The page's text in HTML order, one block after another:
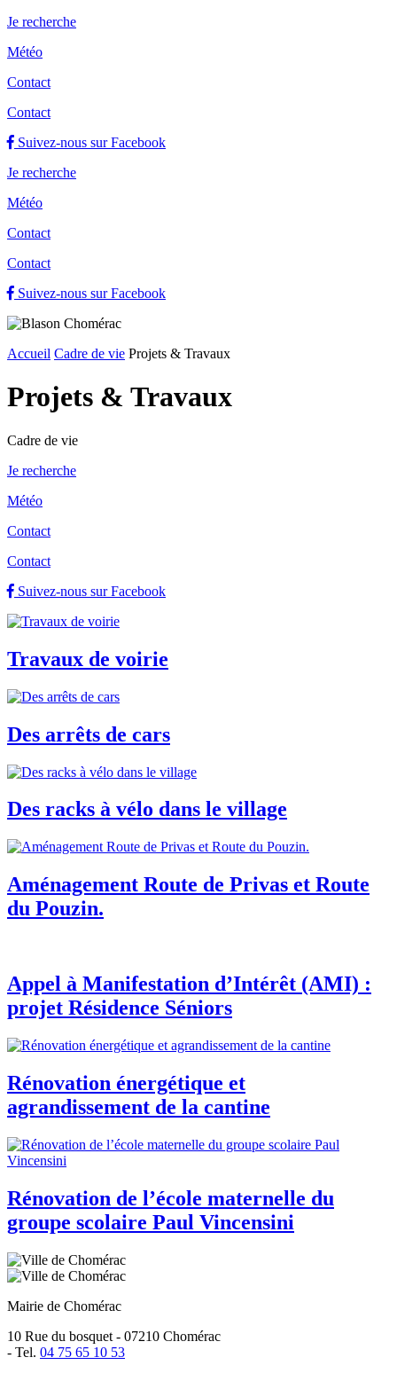
Je recherche
Météo
Contact
Contact
Suivez-nous sur Facebook
Je recherche
Météo
Contact
Contact
Suivez-nous sur Facebook
Accueil Cadre de vie Projets & Travaux
Projets & Travaux
Cadre de vie
Je recherche
Météo
Contact
Contact
Suivez-nous sur Facebook
Travaux de voirie
Des arrêts de cars
Des racks à vélo dans le village
Aménagement Route de Privas et Route
du Pouzin.
Appel à Manifestation d’Intérêt (AMI) :
projet Résidence Séniors
Rénovation énergétique et
agrandissement de la cantine
Rénovation de l’école maternelle du
groupe scolaire Paul Vincensini
Mairie de Chomérac
10 Rue du bosquet - 07210 Chomérac
- Tel. 04 75 65 10 53